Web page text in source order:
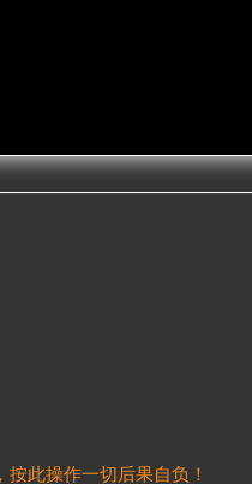
此操作一切后果自负！